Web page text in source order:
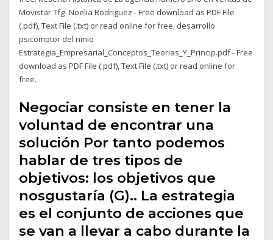
Movistar Tfg- Noelia Rodriguez - Free download as PDF File
(.pdf), Text File (.txt) or read online for free. desarrollo
psicomotor del ninio
Estrategia_Empresarial_Conceptos_Teorias_Y_Princip.pdf - Free
download as PDF File (.pdf), Text File (.txt) or read online for
free.
Negociar consiste en tener la
voluntad de encontrar una
solución Por tanto podemos
hablar de tres tipos de
objetivos: los objetivos que
nosgustaría (G).. La estrategia
es el conjunto de acciones que
se van a llevar a cabo durante la